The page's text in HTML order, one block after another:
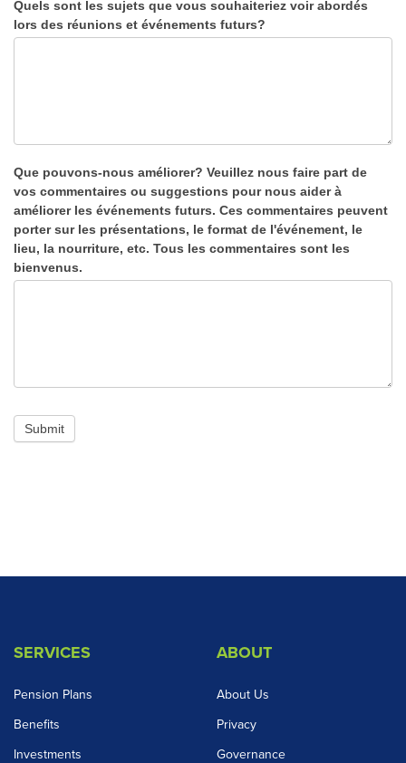
Quels sont les sujets que vous souhaiteriez voir abordés
lors des réunions et événements futurs?
Que pouvons-nous améliorer? Veuillez nous faire part de
vos commentaires ou suggestions pour nous aider à
améliorer les événements futurs. Ces commentaires peuvent
porter sur les présentations, le format de l'événement, le
lieu, la nourriture, etc. Tous les commentaires sont les
bienvenus.
Submit
SERVICES
Pension Plans
Benefits
Investments
ABOUT
About Us
Privacy
Governance